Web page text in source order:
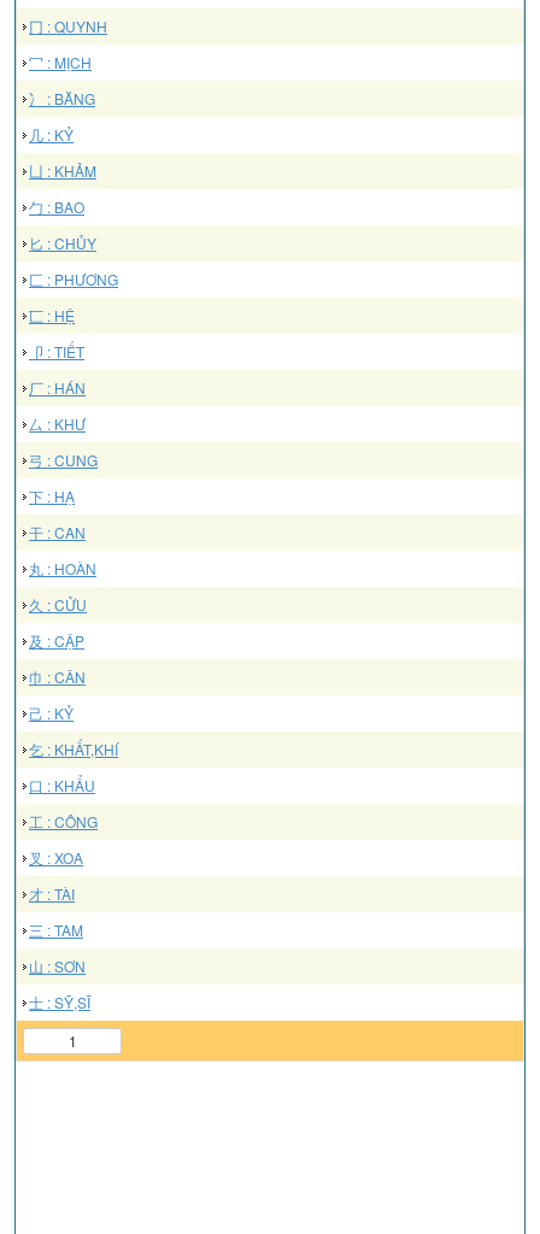
冂 : QUYNH
冖 : MỊCH
冫 : BĂNG
几 : KỶ
凵 : KHẢM
勹 : BAO
匕 : CHỦY
匚 : PHƯƠNG
匸 : HỆ
卩 : TIẾT
厂 : HÁN
厶 : KHƯ
弓 : CUNG
下 : HẠ
干 : CAN
丸 : HOÀN
久 : CỬU
及 : CẬP
巾 : CÂN
己 : KỶ
乞 : KHẤT,KHÍ
口 : KHẨU
工 : CÔNG
叉 : XOA
才 : TÀI
三 : TAM
山 : SƠN
士 : SỸ,SĨ
1